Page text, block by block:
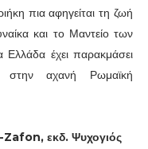
πια αφηγείται τη ζωή
και το Μαντείο των
έχει παρακμάσει
στην αχανή Ρωμαϊκή
εκδ. Ψυχογιός